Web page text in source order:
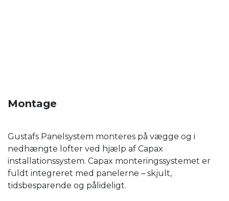
Montage
Gustafs Panelsystem monteres på vægge og i
nedhængte lofter ved hjælp af Capax
installationssystem. Capax monteringssystemet er
fuldt integreret med panelerne – skjult,
tidsbesparende og pålideligt.